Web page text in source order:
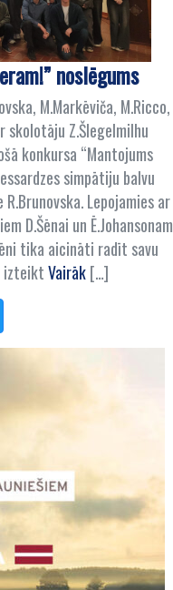
noslēgums
M.Markēviča, M.Ricco,
skolotāju Z.Šlegelmilhu
konkursa “Mantojums
simpātiju balvu
Lepojamies ar
D.Šēnai un Ē.Johansonam
tika aicināti radīt savu
izteiktVairāk[…]